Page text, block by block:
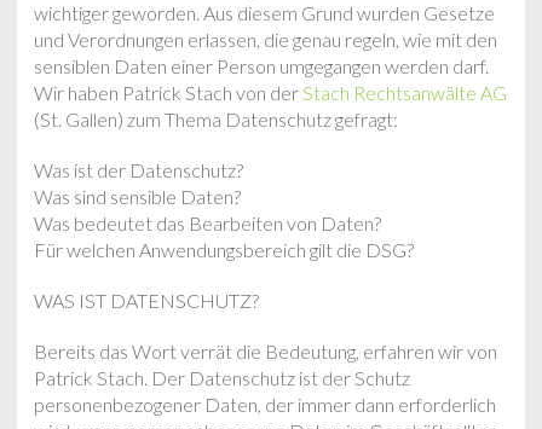
wichtiger geworden. Aus diesem Grund wurden Gesetze
und Verordnungen erlassen, die genau regeln, wie mit den
sensiblen Daten einer Person umgegangen werden darf.
Wir haben Patrick Stach von derStach Rechtsanwälte AG
(St. Gallen) zum Thema Datenschutz gefragt:
Was ist der Datenschutz?
Was sind sensible Daten?
Was bedeutet das Bearbeiten von Daten?
Für welchen Anwendungsbereich gilt die DSG?
WAS IST DATENSCHUTZ?
Bereits das Wort verrät die Bedeutung, erfahren wir von
Patrick Stach. Der Datenschutz ist der Schutz
personenbezogener Daten, der immer dann erforderlich